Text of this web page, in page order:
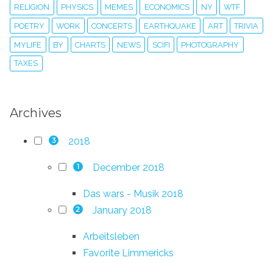
RELIGION PHYSICS MEMES ECONOMICS NY WTF
POETRY WORK CONCERTS EARTHQUAKE ART TRIVIA
MYLIFE BY CHARTS NEWS SCIFI PHOTOGRAPHY
TAXES
Archives
3 2018
1 December 2018
Das wars - Musik 2018
2 January 2018
Arbeitsleben
Favorite Limmericks